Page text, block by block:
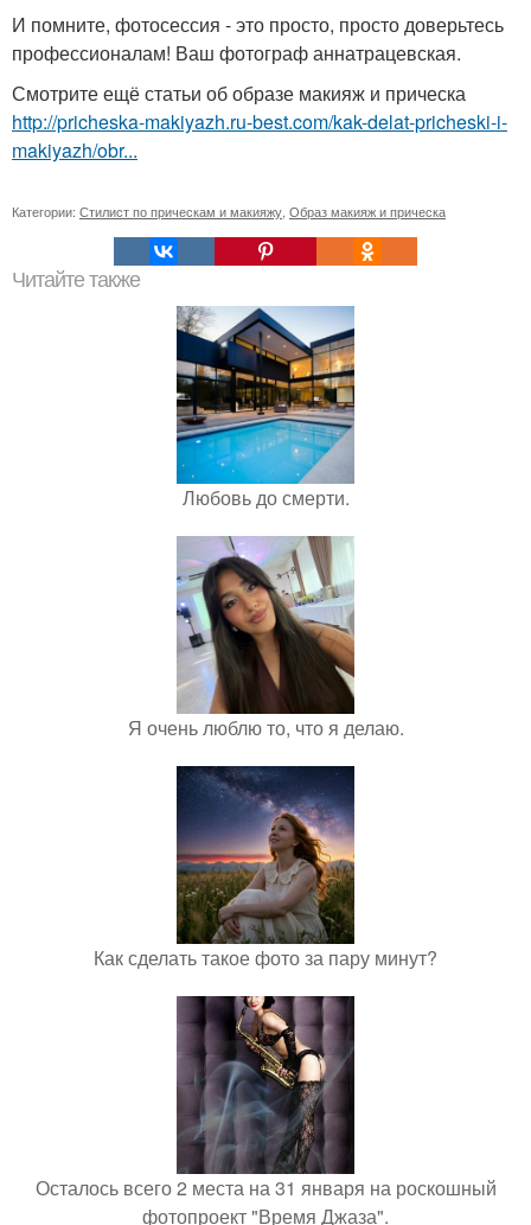
И помните, фотосессия - это просто, просто доверьтесь
профессионалам! Ваш фотограф аннатрацевская.
Смотрите ещё статьи об образе макияж и прическа
http://pricheska-makiyazh.ru-best.com/kak-delat-pricheski-i-
makiyazh/obr...
Категории: Стилист по прическам и макияжу Образ макияж и прическа
Читайте также
Любовь до смерти.
Я очень люблю то, что я делаю.
Как сделать такое фото за пару минут?
Осталось всего 2 места на 31 января на роскошный
фотопроект "Время Джаза".